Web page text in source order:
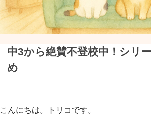
中3から絶賛不登校中！シリ
め
こんにちは。トリコです。